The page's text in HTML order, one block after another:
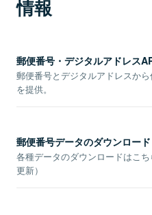
情報
郵便番号・デジタルアドレス
郵便番号とデジタルアドレスか
を提供。
郵便番号データのダウンロード
各種データのダウンロードはこ
更新）